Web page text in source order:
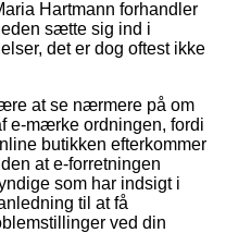
Hartmann forhandler
sætte sig ind i
det er dog oftest ikke
at se nærmere på om
e-mærke ordningen, fordi
butikken efterkommer
at e-forretningen
som har indsigt i
til at få
ved din